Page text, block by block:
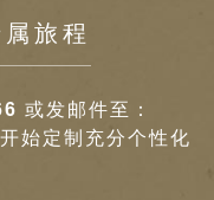
旅程
或发邮件至：
开始定制充分个性化